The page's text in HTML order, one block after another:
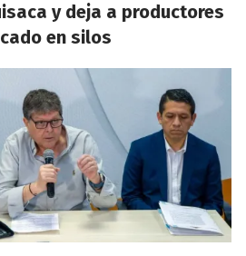
y deja a productores
en silos